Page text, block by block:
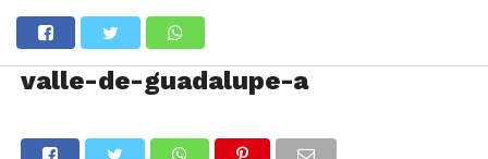
valle-de-guadalupe-a